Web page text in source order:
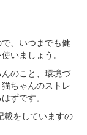
、いつまでも健
いましょう。
のこと、環境づ
ちゃんのストレ
ずです。
載をしていますの